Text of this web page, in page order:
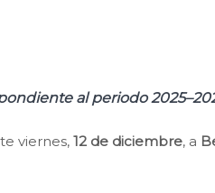
al periodo
viernes, 12 de diciembre, a